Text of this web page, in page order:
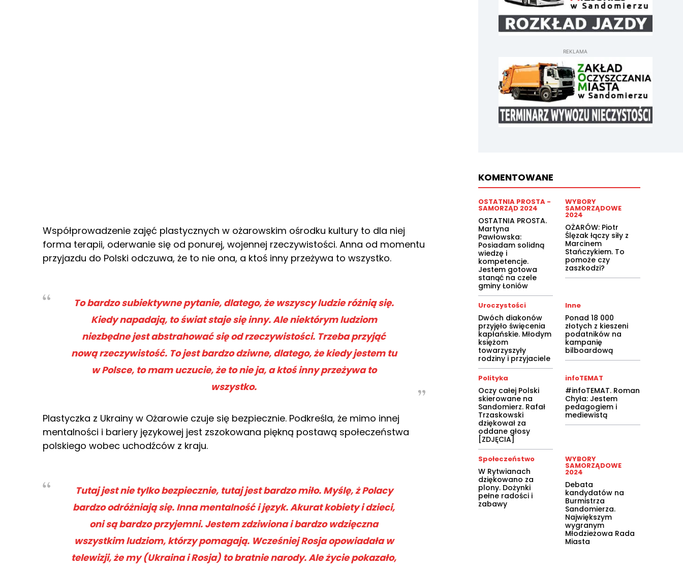
Współprowadzenie zajęć plastycznych w ożarowskim ośrodku kultury to dla niej
forma terapii, oderwanie się od ponurej, wojennej rzeczywistości. Anna od momentu
przyjazdu do Polski odczuwa, że to nie ona, a ktoś inny przeżywa to wszystko.
To bardzo subiektywne pytanie, dlatego, że wszyscy ludzie różnią się.
Kiedy napadają, to świat staje się inny. Ale niektórym ludziom
niezbędne jest abstrahować się od rzeczywistości. Trzeba przyjąć
nową rzeczywistość. To jest bardzo dziwne, dlatego, że kiedy jestem tu
w Polsce, to mam uczucie, że to nie ja, a ktoś inny przeżywa to
wszystko.
Plastyczka z Ukrainy w Ożarowie czuje się bezpiecznie. Podkreśla, że mimo innej
mentalności i bariery językowej jest zszokowana piękną postawą społeczeństwa
polskiego wobec uchodźców z kraju.
Tutaj jest nie tylko bezpiecznie, tutaj jest bardzo miło. Myślę, ż Polacy
bardzo odróżniają się. Inna mentalność i język. Akurat kobiety i dzieci,
oni są bardzo przyjemni. Jestem zdziwiona i bardzo wdzięczna
wszystkim ludziom, którzy pomagają. Wcześniej Rosja opowiadała w
telewizji, że my (Ukraina i Rosja) to bratnie narody. Ale życie pokazało,
REKLAMA
KOMENTOWANE
OSTATNIA PROSTA -
SAMORZĄD 2024
OSTATNIA PROSTA.
Martyna
Pawłowska:
Posiadam solidną
wiedzę i
kompetencje.
Jestem gotowa
stanąć na czele
gminy Łoniów
WYBORY
SAMORZĄDOWE
2024
OŻARÓW: Piotr
Ślęzak łączy siły z
Marcinem
Stańczykiem. To
pomoże czy
zaszkodzi?
Uroczystości
Dwóch diakonów
przyjęło święcenia
kapłańskie. Młodym
księżom
towarzyszyły
rodziny i przyjaciele
Inne
Ponad 18 000
złotych z kieszeni
podatników na
kampanię
bilboardową
Polityka
Oczy całej Polski
skierowane na
Sandomierz. Rafał
Trzaskowski
dziękował za
oddane głosy
[ZDJĘCIA]
infoTEMAT
#infoTEMAT. Roman
Chyła: Jestem
pedagogiem i
mediewistą
Społeczeństwo
W Rytwianach
dziękowano za
plony. Dożynki
pełne radości i
zabawy
WYBORY
SAMORZĄDOWE
2024
Debata
kandydatów na
Burmistrza
Sandomierza.
Największym
wygranym
Młodzieżowa Rada
Miasta